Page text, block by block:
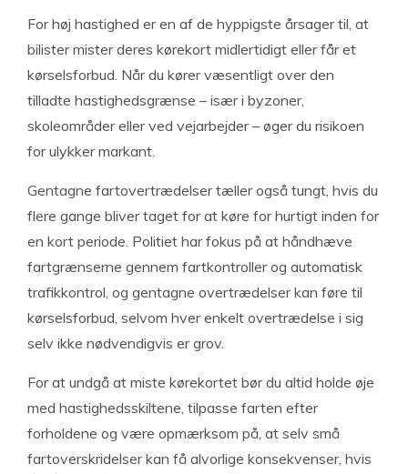
For høj hastighed er en af de hyppigste årsager til, at
bilister mister deres kørekort midlertidigt eller får et
kørselsforbud. Når du kører væsentligt over den
tilladte hastighedsgrænse – især i byzoner,
skoleområder eller ved vejarbejder – øger du risikoen
for ulykker markant.
Gentagne fartovertrædelser tæller også tungt, hvis du
flere gange bliver taget for at køre for hurtigt inden for
en kort periode. Politiet har fokus på at håndhæve
fartgrænserne gennem fartkontroller og automatisk
trafikkontrol, og gentagne overtrædelser kan føre til
kørselsforbud, selvom hver enkelt overtrædelse i sig
selv ikke nødvendigvis er grov.
For at undgå at miste kørekortet bør du altid holde øje
med hastighedsskiltene, tilpasse farten efter
forholdene og være opmærksom på, at selv små
fartoverskridelser kan få alvorlige konsekvenser, hvis